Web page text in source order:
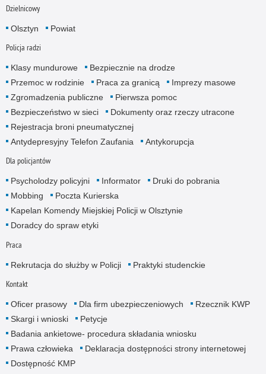
Dzielnicowy
Olsztyn Powiat
Policja radzi
Klasy mundurowe
Bezpiecznie na drodze
Przemoc w rodzinie
Praca za granicą
Imprezy masowe
Zgromadzenia publiczne
Pierwsza pomoc
Bezpieczeństwo w sieci
Dokumenty oraz rzeczy utracone
Rejestracja broni pneumatycznej
Antydepresyjny Telefon Zaufania
Antykorupcja
Dla policjantów
Psycholodzy policyjni Informator
Druki do pobrania
Mobbing
Poczta Kurierska
Kapelan Komendy Miejskiej Policji w Olsztynie
Doradcy do spraw etyki
Praca
Rekrutacja do służby w Policji Praktyki studenckie
Kontakt
Oficer prasowy Dla firm ubezpieczeniowych
Rzecznik KWP
Skargi i wnioski
Petycje
Badania ankietowe- procedura składania wniosku
Prawa człowieka
Deklaracja dostępności strony internetowej
Dostępność KMP